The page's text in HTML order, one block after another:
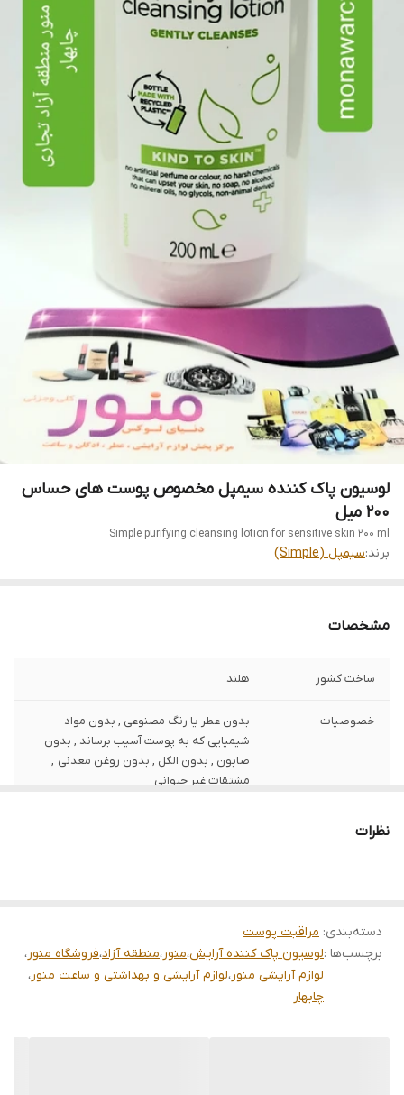
لوسیون پاک کننده سیمپل مخصوص پوست های حساس
200 میل
Simple purifying cleansing lotion for sensitive skin 200 ml
برند:سیمپل (Simple)
مشخصات
ساخت کشور هلند
خصوصیات
بدون عطر یا رنگ مصنوعی , بدون مواد
شیمیایی که به پوست آسیب برساند , بدون
صابون , بدون الکل , بدون روغن معدنی ,
مشتقات غیر حیوانی
کارایی
نظرات
دسته‌بندی: مراقبت پوست
برچسب‌ها :لوسیون پاک کننده آرایش،منور،منطقه آزاد،فروشگاه منور،
لوازم آرایشی منور،لوازم آرایشی و بهداشتی و ساعت منور،
چابهار